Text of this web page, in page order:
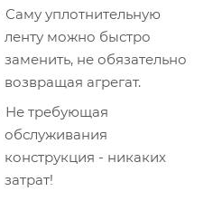
Саму уплотнительную
ленту можно быстро
заменить, не обязательно
возвращая агрегат.
Не требующая
обслуживания
конструкция - никаких
затрат!